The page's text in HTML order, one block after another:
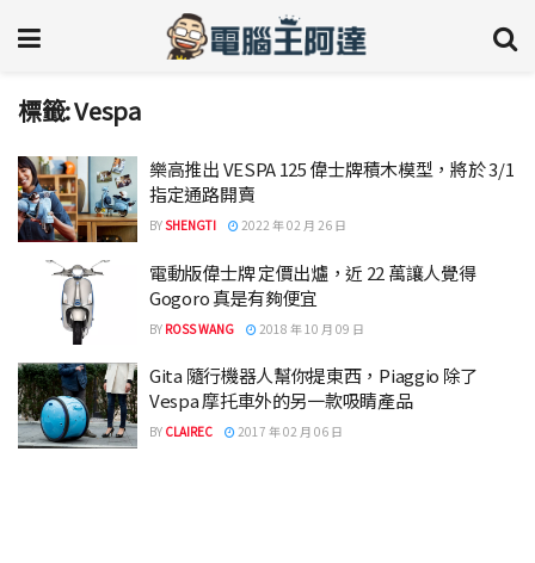
標籤:Vespa
樂高推出 VESPA 125 偉士牌積木模型，將於 3/1
指定通路開賣
BYSHENGTI 2022 年 02 月 26 日
電動版偉士牌 定價出爐，近 22 萬讓人覺得
Gogoro 真是有夠便宜
BY ROSS WANG 2018 年 10 月 09 日
Gita 隨行機器人幫你提東西，Piaggio 除了
Vespa 摩托車外的另一款吸睛產品
BY CLAIREC 2017 年 02 月 06 日